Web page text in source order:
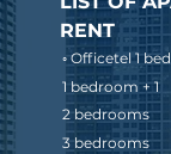
RENT
◦ Officetel 1
1 bedroom + 1
2 bedrooms
3 bedrooms